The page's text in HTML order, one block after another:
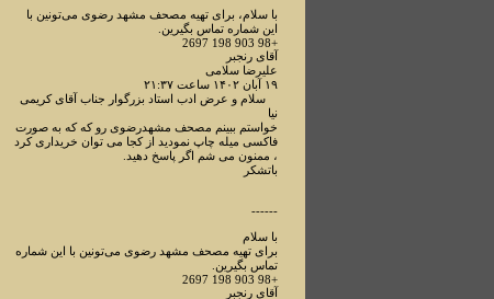
با سلام، برای تهیه مصحف مشهد رضوی می‌تونین با
این شماره تماس بگیرین.
+98 903 198 2697
آقای رنجبر
علیرضا سلامی
۱۹ آبان ۱۴۰۲ ساعت ۲۱:۳۷
سلام و عرض ادب استاد بزرگوار جناب آقای کریمی
نیا
خواستم ببینم مصحف مشهدرضوی رو که که به صورت
فاکسی میله چاپ نمودید از کجا می توان خریداری کرد
، ممنون می شم اگر پاسخ دهید.
باتشکر
------
با سلام
برای تهیه مصحف مشهد رضوی می‌تونین با این شماره
تماس بگیرین.
+98 903 198 2697
آقای رنجبر